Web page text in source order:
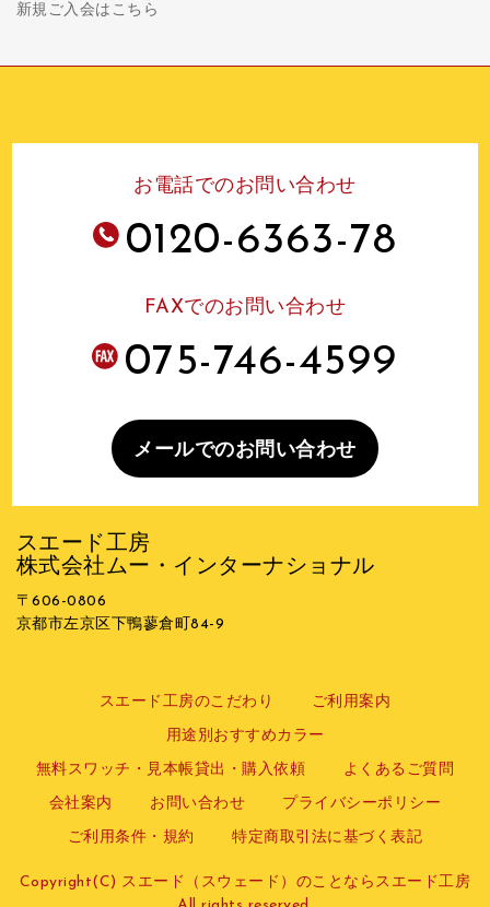
新規ご入会はこちら
お電話でのお問い合わせ
0120-6363-78
FAXでのお問い合わせ
075-746-4599
メールでのお問い合わせ
スエード工房
株式会社ムー・インターナショナル
〒606-0806
京都市左京区下鴨蓼倉町84-9
スエード工房のこだわり ご利用案内
用途別おすすめカラー
無料スワッチ・見本帳貸出・購入依頼 よくあるご質問
会社案内 お問い合わせ プライバシーポリシー
ご利用条件・規約 特定商取引法に基づく表記
Copyright(C) スエード（スウェード）のことならスエード工房